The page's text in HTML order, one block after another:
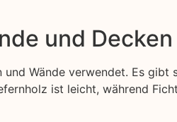
und Decken
Wände verwendet. Es
ist leicht, während